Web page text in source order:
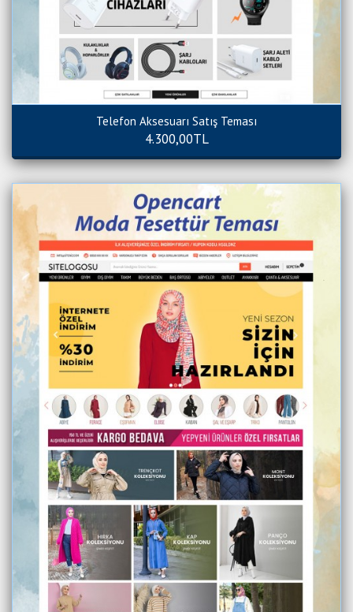
Telefon Aksesuarı Satış Teması
4.300,00TL